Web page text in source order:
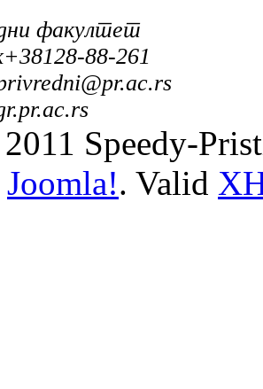
факултет
+38128-88-261
Speedy-
Joomla!. Valid